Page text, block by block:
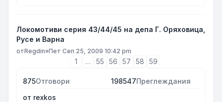
Локомотиви серия 43/44/45 на депа Г. Оряховица,
Русе и Варна
отRegdin»Пет Сеп 25, 2009 10:42 pm
1 … 55 56 57 58 59
875Отговори 198547Преглеждания
от rexkos